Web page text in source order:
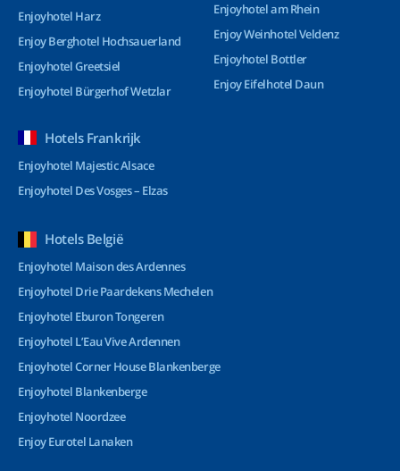
Enjoyhotel Harz
Enjoy Berghotel Hochsauerland
Enjoyhotel Greetsiel
Enjoyhotel Bürgerhof Wetzlar
Enjoyhotel am Rhein
Enjoy Weinhotel Veldenz
Enjoyhotel Bottler
Enjoy Eifelhotel Daun
Hotels Frankrijk
Enjoyhotel Majestic Alsace
Enjoyhotel Des Vosges – Elzas
Hotels België
Enjoyhotel Maison des Ardennes
Enjoyhotel Drie Paardekens Mechelen
Enjoyhotel Eburon Tongeren
Enjoyhotel L’Eau Vive Ardennen
Enjoyhotel Corner House Blankenberge
Enjoyhotel Blankenberge
Enjoyhotel Noordzee
Enjoy Eurotel Lanaken